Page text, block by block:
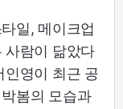
일, 메이크업
사람이 닮았다
인영이 최근 공
봄의 모습과